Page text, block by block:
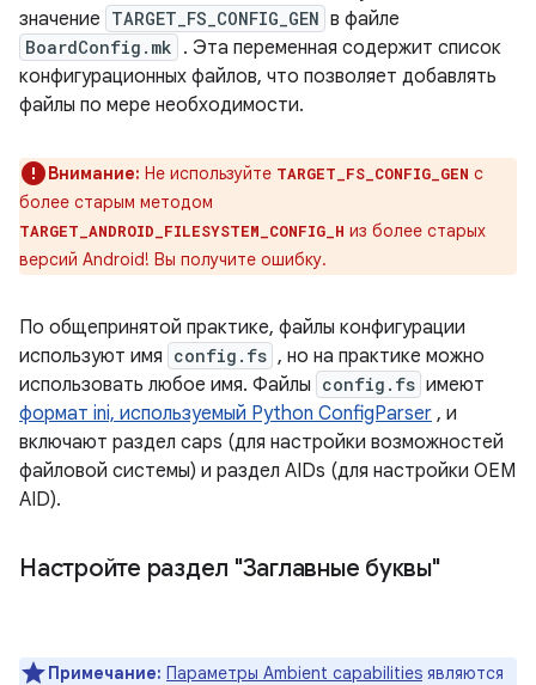
значение TARGET_FS_CONFIG_GEN в файле
BoardConfig.mk . Эта переменная содержит список
конфигурационных файлов, что позволяет добавлять
файлы по мере необходимости.
Внимание: Не используйте TARGET_FS_CONFIG_GEN с
более старым методом
TARGET_ANDROID_FILESYSTEM_CONFIG_H из более старых
версий Android! Вы получите ошибку.
По общепринятой практике, файлы конфигурации
используют имя config.fs , но на практике можно
использовать любое имя. Файлы config.fs имеют
формат ini, используемый Python ConfigParser , и
включают раздел caps (для настройки возможностей
файловой системы) и раздел AIDs (для настройки OEM
AID).
Настройте раздел "Заглавные буквы"
Примечание: Параметры Ambient capabilities являются